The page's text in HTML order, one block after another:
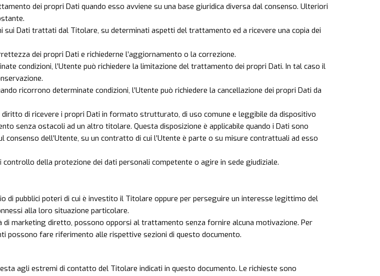
dei propri Dati quando esso avviene su una base giuridica diversa dal consenso. Ulteriori
sui Dati trattati dal Titolare, su determinati aspetti del trattamento ed a ricevere una copia dei
dei propri Dati e richiederne l’aggiornamento o la correzione.
condizioni, l’Utente può richiedere la limitazione del trattamento dei propri Dati. In tal caso il
ricorrono determinate condizioni, l’Utente può richiedere la cancellazione dei propri Dati da
di ricevere i propri Dati in formato strutturato, di uso comune e leggibile da dispositivo
senza ostacoli ad un altro titolare. Questa disposizione è applicabile quando i Dati sono
dell’Utente, su un contratto di cui l’Utente è parte o su misure contrattuali ad esso
della protezione dei dati personali competente o agire in sede giudiziale.
di pubblici poteri di cui è investito il Titolare oppure per perseguire un interesse legittimo del
alla loro situazione particolare.
marketing diretto, possono opporsi al trattamento senza fornire alcuna motivazione. Per
fare riferimento alle rispettive sezioni di questo documento.
agli estremi di contatto del Titolare indicati in questo documento. Le richieste sono